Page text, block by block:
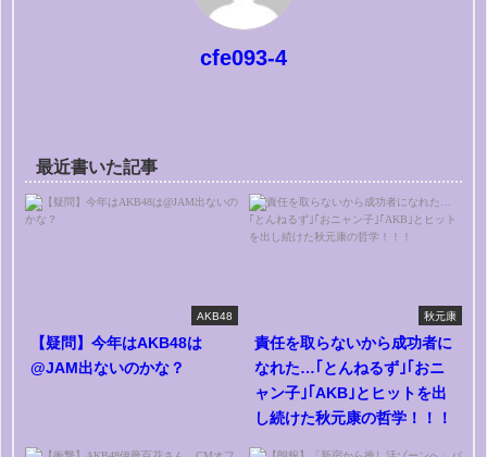
cfe093-4
最近書いた記事
AKB48
【疑問】今年はAKB48は
@JAM出ないのかな？
秋元康
責任を取らないから成功者に
なれた…｢とんねるず｣｢おニ
ャン子｣｢AKB｣とヒットを出
し続けた秋元康の哲学！！！